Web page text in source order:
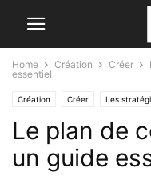
Home Création Créer
essentiel
Création Créer Les
Le plan de
un guide